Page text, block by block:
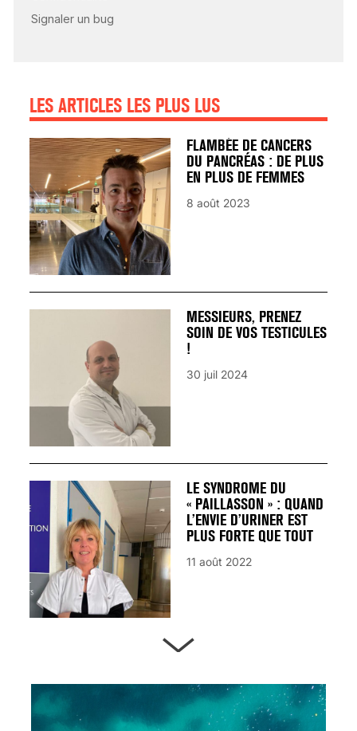
LES ARTICLES LES PLUS LUS
FLAMBÉE DE CANCERS
DU PANCRÉAS : DE PLUS
EN PLUS DE FEMMES
8 août 2023
MESSIEURS, PRENEZ
SOIN DE VOS TESTICULES
!
30 juil 2024
LE SYNDROME DU
« PAILLASSON » : QUAND
L’ENVIE D’URINER EST
PLUS FORTE QUE TOUT
11 août 2022
13 août 2024